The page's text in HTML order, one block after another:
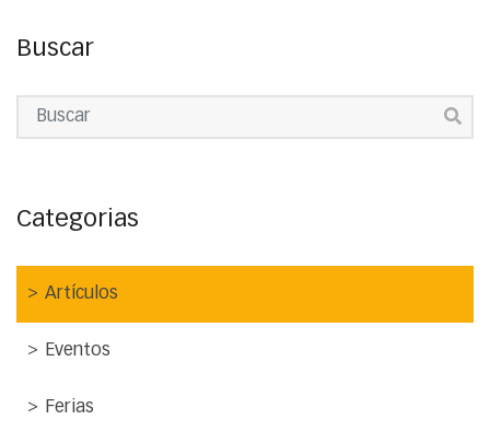
Buscar
Categorias
Artículos
Eventos
Ferias